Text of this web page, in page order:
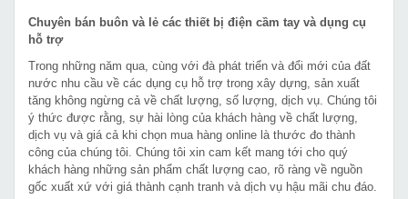
Chuyên bán buôn và lẻ các thiết bị điện cầm tay và dụng cụ
hỗ trợ
Trong những năm qua, cùng với đà phát triển và đổi mới của đất
nước nhu cầu về các dụng cụ hỗ trợ trong xây dựng, sản xuất
tăng không ngừng cả về chất lượng, số lượng, dịch vụ. Chúng tôi
ý thức được rằng, sự hài lòng của khách hàng về chất lượng,
dịch vụ và giá cả khi chọn mua hàng online là thước đo thành
công của chúng tôi. Chúng tôi xin cam kết mang tới cho quý
khách hàng những sản phẩm chất lượng cao, rõ ràng về nguồn
gốc xuất xứ với giá thành cạnh tranh và dịch vụ hậu mãi chu đáo.